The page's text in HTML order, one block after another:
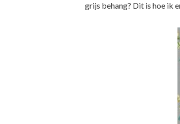
grijs behang? Dit is hoe ik